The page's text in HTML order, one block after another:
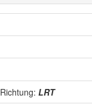
Richtung: LRT